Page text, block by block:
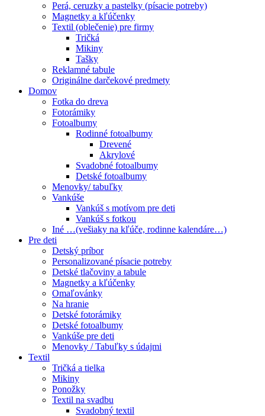
Perá, ceruzky a pastelky (písacie potreby)
Magnetky a kľúčenky
Textil (oblečenie) pre firmy
Tričká
Mikiny
Tašky
Reklamné tabule
Originálne darčekové predmety
Domov
Fotka do dreva
Fotorámiky
Fotoalbumy
Rodinné fotoalbumy
Drevené
Akrylové
Svadobné fotoalbumy
Detské fotoalbumy
Menovky/ tabuľky
Vankúše
Vankúš s motívom pre deti
Vankúš s fotkou
Iné …(vešiaky na kľúče, rodinne kalendáre…)
Pre deti
Detský príbor
Personalizované písacie potreby
Detské tlačoviny a tabule
Magnetky a kľúčenky
Omaľovánky
Na hranie
Detské fotorámiky
Detské fotoalbumy
Vankúše pre deti
Menovky / Tabuľky s údajmi
Textil
Tričká a tielka
Mikiny
Ponožky
Textil na svadbu
Svadobný textil